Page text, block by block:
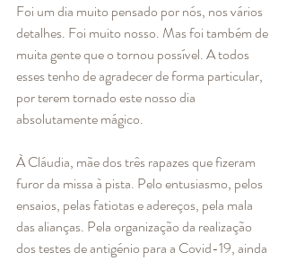
Foi um dia muito pensado por nós, nos vários
detalhes. Foi muito nosso. Mas foi também de
muita gente que o tornou possível. A todos
esses tenho de agradecer de forma particular,
por terem tornado este nosso dia
absolutamente mágico.
À Cláudia, mãe dos três rapazes que fizeram
furor da missa à pista. Pelo entusiasmo, pelos
ensaios, pelas fatiotas e adereços, pela mala
das alianças. Pela organização da realização
dos testes de antigénio para a Covid-19, ainda